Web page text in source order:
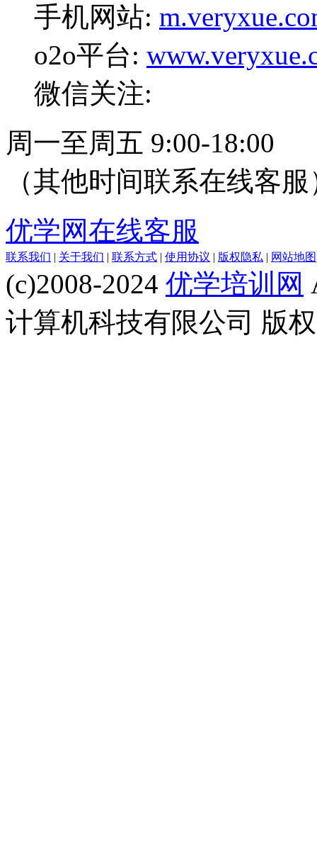
手机网站:
o2o平台:
微信关注:
周一至周五 9:00-18:00
（其他时间联系在线客服
优学网在线客服
联系我们 | 关于我们 | 联系方式 | 使用协议 | 版权隐私 | 网站地图
(c)2008-2024 优学培训网
计算机科技有限公司 版